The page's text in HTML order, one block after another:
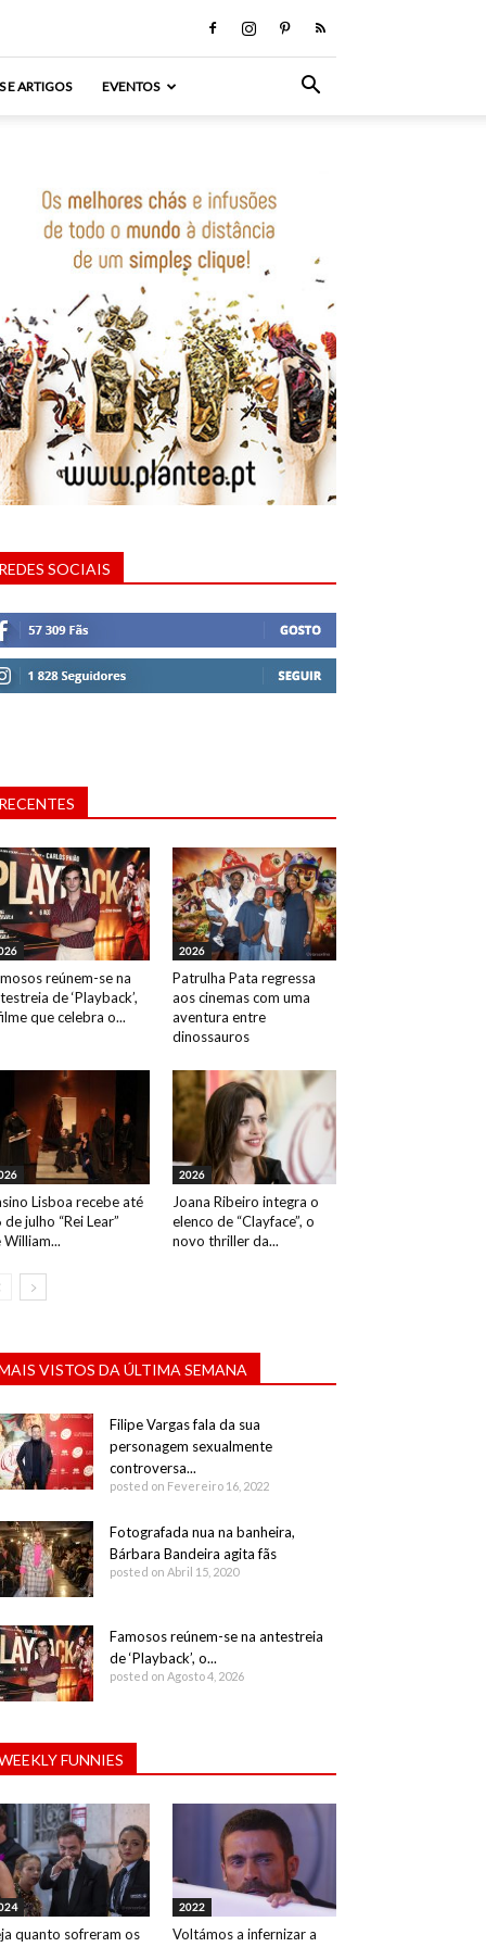
E ARTIGOS EVENTOS
SOCIAIS
reúnem-se na
de ‘Playback’,
que celebra o...
2026
Patrulha Pata regressa
aos cinemas com uma
aventura entre
dinossauros
Lisboa recebe até
de julho “Rei Lear”
William...
2026
Joana Ribeiro integra o
elenco de “Clayface”, o
novo thriller da...
VISTOS DA ÚLTIMA SEMANA
Filipe Vargas fala da sua
personagem sexualmente
controversa...
posted on Fevereiro 16, 2022
Fotografada nua na banheira,
Bárbara Bandeira agita fãs
posted on Abril 15, 2020
Famosos reúnem-se na antestreia
de ‘Playback’, o...
posted on Agosto 4, 2026
FUNNIES
quanto sofreram os
2022
Voltámos a infernizar a